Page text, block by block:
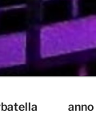
anno